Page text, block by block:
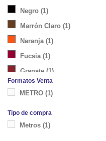
Negro (1)
Marrón Claro (1)
Naranja(1)
Fucsia(1)
Granate (1)
Kaki(1)
Turquesa Claro
Formatos Venta
METRO (1)
Tipo de compra
Metros (1)